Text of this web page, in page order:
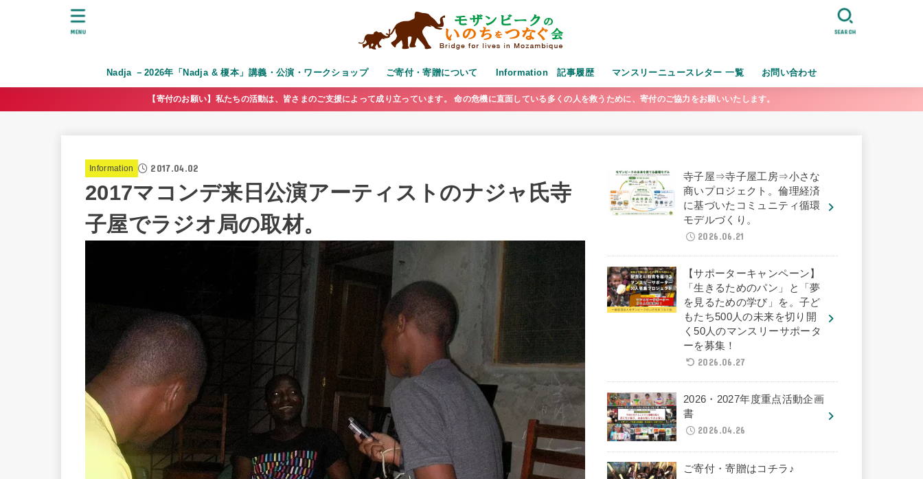
Nadja －2026年「Nadja & 榎本」講義・公演・ワークショップ ご寄付・寄贈について Information 記事履歴 マンスリーニュースレター 一覧 お問い合わせ
SEARCH
MENU
【寄付のお願い】私たちの活動は、皆さまのご支援によって成り立っています。 命の危機に直面している多くの人を救うために、寄付のご協力をお願いいたします。
Information 2017.04.02
2017マコンデ来日公演アーティストのナジャ氏寺
子屋でラジオ局の取材。
寺子屋⇒寺子屋工房⇒小さな
商いプロジェクト。倫理経済
に基づいたコミュニティ循環
モデルづくり。
2026.06.21
【サポーターキャンペーン】
「生きるためのパン」と「夢
を見るための学び」を。子ど
もたち500人の未来を切り開
く50人のマンスリーサポータ
ーを募集！
2026.06.27
2026・2027年度重点活動企画
書
2026.04.26
ご寄付・寄贈はコチラ♪